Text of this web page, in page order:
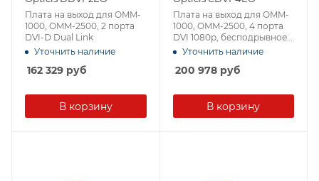
Плата на выход для OMM-
1000, OMM-2500, 2 порта
DVI-D Dual Link
Уточнить наличие
162 329 руб
В корзину
Плата на выход для OMM-
1000, OMM-2500, 4 порта
DVI 1080p, бесподрывное
переключение
Уточнить наличие
200 978руб
В корзину